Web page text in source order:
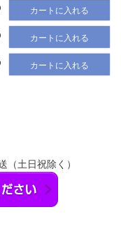
カートに入れる
カートに入れる
カートに入れる
（土日祝除く）